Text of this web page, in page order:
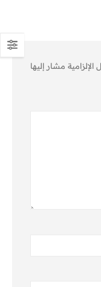
الإلزامية مشار إليها